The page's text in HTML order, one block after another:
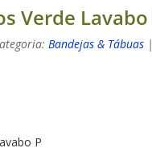
Verde Lavabo
Bandejas & Tábuas
P